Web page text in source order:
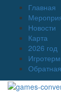
Главная
Новости
Карта
2026 год